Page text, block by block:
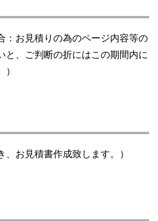
：お見積りの為のページ内容等の
と、ご判断の折にはこの期間内に
、お見積書作成致します。）